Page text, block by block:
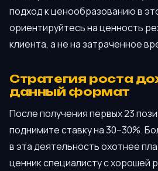
подход к ценообразованию в
ориентируйтесь на ценность
клиента, а не на затраченное
Стратегия роста
данный формат
После получения первых 23
поднимите ставку на 30–30%.
в эта деятельность охотнее
ценник специалисту с хорошей